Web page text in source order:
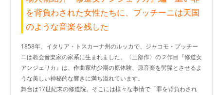
を背負わされた女性たちに、プッチーニは天国
のような音楽を残した
1858年、イタリア・トスカーナ州のルッカで、ジャコモ・プッチー
ニは教会音楽家の家系に生まれました。〈三部作〉の２作目『修道女
アンジェリカ』は、作曲家幼少期の原体験、原音楽を髣髴とさせるよ
うな美しい神秘的な響きに満ち溢れています。
舞台は17世紀末の修道院。そこには様々な事情で「罪を背負わされ